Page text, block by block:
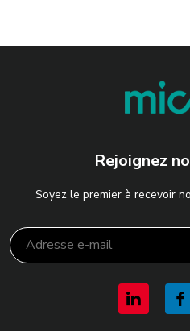
Rejoignez
Soyez le premier à recevoir